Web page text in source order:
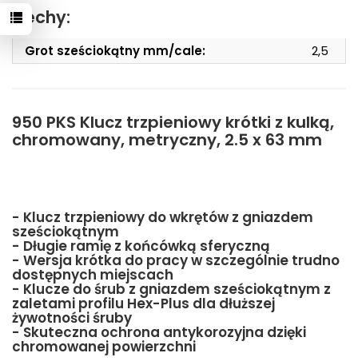
Cechy:
Grot sześciokątny mm/cale: 2,5
950 PKS Klucz trzpieniowy krótki z kulką,
chromowany, metryczny, 2.5 x 63 mm
- Klucz trzpieniowy do wkrętów z gniazdem
sześciokątnym
- Długie ramię z końcówką sferyczną
- Wersja krótka do pracy w szczególnie trudno
dostępnych miejscach
- Klucze do śrub z gniazdem sześciokątnym z
zaletami profilu Hex-Plus dla dłuższej
żywotności śruby
- Skuteczna ochrona antykorozyjna dzięki
chromowanej powierzchni